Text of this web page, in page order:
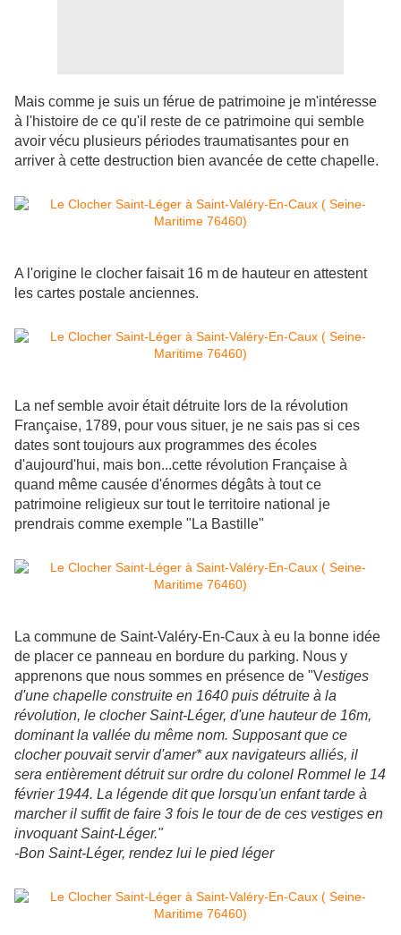
Mais comme je suis un férue de patrimoine je m'intéresse
à l'histoire de ce qu'il reste de ce patrimoine qui semble
avoir vécu plusieurs périodes traumatisantes pour en
arriver à cette destruction bien avancée de cette chapelle.
A l'origine le clocher faisait 16 m de hauteur en attestent
les cartes postale anciennes.
La nef semble avoir était détruite lors de la révolution
Française, 1789, pour vous situer, je ne sais pas si ces
dates sont toujours aux programmes des écoles
d'aujourd'hui, mais bon...cette révolution Française à
quand même causée d'énormes dégâts à tout ce
patrimoine religieux sur tout le territoire national je
prendrais comme exemple "La Bastille"
La commune de Saint-Valéry-En-Caux à eu la bonne idée
de placer ce panneau en bordure du parking. Nous y
apprenons que nous sommes en présence de "Vestiges
d'une chapelle construite en 1640 puis détruite à la
révolution, le clocher Saint-Léger, d'une hauteur de 16m,
dominant la vallée du même nom. Supposant que ce
clocher pouvait servir d'amer* aux navigateurs alliés, il
sera entièrement détruit sur ordre du colonel Rommel le 14
février 1944. La légende dit que lorsqu'un enfant tarde à
marcher il suffit de faire 3 fois le tour de de ces vestiges en
invoquant Saint-Léger."
-Bon Saint-Léger, rendez lui le pied léger